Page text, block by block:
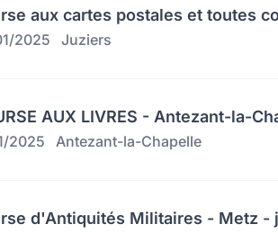
aux cartes postales et toutes
2025 Juziers
AUX LIVRES - Antezant-la-
2025 Antezant-la-Chapelle
d'Antiquités Militaires - Metz -